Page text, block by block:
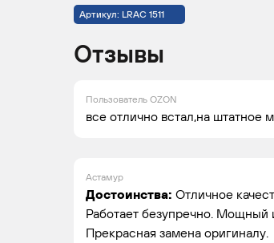
MERCEDES-
BENZ
CLS
MERCEDES-
BENZ
Артикул: LRAC 1511
Отзывы
Пользователь OZON
все отлично встал,на штатное
Астамур
Достоинства: Отличное
Работает безупречно. Мощный
Прекрасная замена оригиналу.